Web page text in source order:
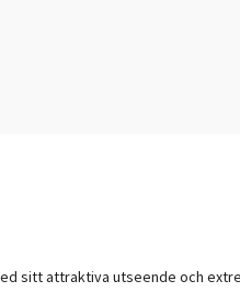
sitt attraktiva utseende och